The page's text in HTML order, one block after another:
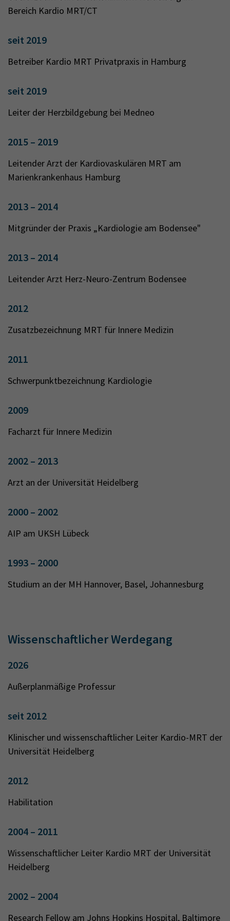
Bereich Kardio MRT/CT
seit 2019
Betreiber Kardio MRT Privatpraxis in Hamburg
seit 2019
Leiter der Herzbildgebung bei Medneo
2015 – 2019
Leitender Arzt der Kardiovaskulären MRT am
Marienkrankenhaus Hamburg
2013 – 2014
Mitgründer der Praxis „Kardiologie am Bodensee"
2013 – 2014
Leitender Arzt Herz-Neuro-Zentrum Bodensee
2012
Zusatzbezeichnung MRT für Innere Medizin
2011
Schwerpunktbezeichnung Kardiologie
2009
Facharzt für Innere Medizin
2002 – 2013
Arzt an der Universität Heidelberg
2000 – 2002
AIP am UKSH Lübeck
1993 – 2000
Studium an der MH Hannover, Basel, Johannesburg
Wissenschaftlicher Werdegang
2026
Außerplanmäßige Professur
seit 2012
Klinischer und wissenschaftlicher Leiter Kardio-MRT der
Universität Heidelberg
2012
Habilitation
2004 – 2011
Wissenschaftlicher Leiter Kardio MRT der Universität
Heidelberg
2002 – 2004
Research Fellow am Johns Hopkins Hospital, Baltimore